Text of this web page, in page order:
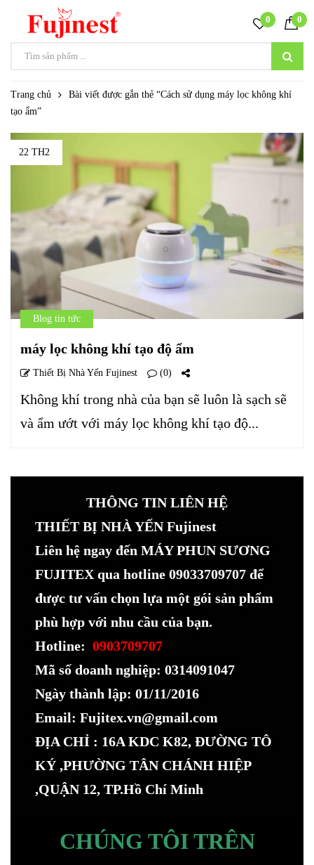
0 0
Trang chủ
Bài viết được gắn thẻ “Cách sử dụng máy lọc không khí
tạo ẩm”
22 TH2
Blog tin tức
máy lọc không khí tạo độ ẩm
Thiết Bị Nhà Yến Fujinest (0)
Không khí trong nhà của bạn sẽ luôn là sạch sẽ
và ẩm ướt với máy lọc không khí tạo độ...
THÔNG TIN LIÊN HỆ
THIẾT BỊ NHÀ YẾN Fujinest
Liên hệ ngay đến MÁY PHUN SƯƠNG
FUJITEX qua hotline 09033709707 để
được tư vấn chọn lựa một gói sản phẩm
phù hợp với nhu cầu của bạn.
Hotline: 0903709707
Mã số doanh nghiệp: 0314091047
Ngày thành lập: 01/11/2016
Email: Fujitex.vn@gmail.com
ĐỊA CHỈ : 16A KDC K82, ĐƯỜNG TÔ
KÝ ,PHƯỜNG TÂN CHÁNH HIỆP
,QUẬN 12, TP.Hồ Chí Minh
CHÚNG TÔI TRÊN